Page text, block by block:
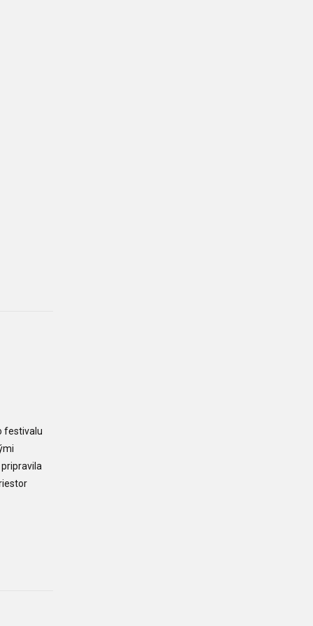
festivalu